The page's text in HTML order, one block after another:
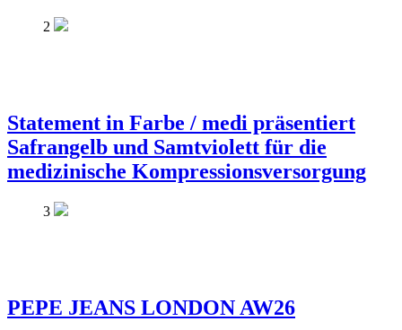
2
Statement in Farbe / medi präsentiert
Safrangelb und Samtviolett für die
medizinische Kompressionsversorgung
3
PEPE JEANS LONDON AW26